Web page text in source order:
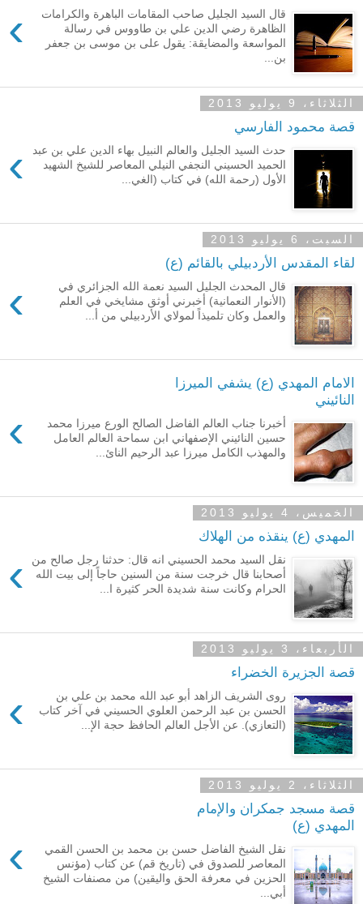
›
قال السيد الجليل صاحب المقامات الباهرة والكرامات
الظاهرة رضي الدين علي بن طاووس في رسالة
المواسعة والمضايقة: يقول على بن موسى بن جعفر
بن...
الثلاثاء، 9 يوليو 2013
قصة محمود الفارسي
›
حدث السيد الجليل والعالم النبيل بهاء الدين علي بن عبد
الحميد الحسيني النجفي النيلي المعاصر للشيخ الشهيد
الأول (رحمة الله) في كتاب (الغي...
السبت، 6 يوليو 2013
لقاء المقدس الأردبيلي بالقائم (ع)
›
قال المحدث الجليل السيد نعمة الله الجزائري في
(الأنوار النعمانية) أخبرني أوثق مشايخي في العلم
والعمل وكان تلميذاً لمولاي الأردبيلي من أ...
الامام المهدي (ع) يشفي الميرزا
النائيني
›
أخبرنا جناب العالم الفاضل الصالح الورع ميرزا محمد
حسين النائيني الإصفهاني ابن سماحة العالم العامل
والمهذب الكامل ميرزا عبد الرحيم النائ...
الخميس، 4 يوليو 2013
المهدي (ع) ينقذه من الهلاك
›
نقل السيد محمد الحسيني انه قال: حدثنا رجل صالح من
أصحابنا قال خرجت سنة من السنين حاجاً إلى بيت الله
الحرام وكانت سنة شديدة الحر كثيرة ا...
الأربعاء، 3 يوليو 2013
قصة الجزيرة الخضراء
›
روى الشريف الزاهد أبو عبد الله محمد بن علي بن
الحسن بن عبد الرحمن العلوي الحسيني في آخر كتاب
(التعازي). عن الأجل العالم الحافظ حجة الإ...
الثلاثاء، 2 يوليو 2013
قصة مسجد جمكران والإمام
المهدي (ع)
›
نقل الشيخ الفاضل حسن بن محمد بن الحسن القمي
المعاصر للصدوق في (تاريخ قم) عن كتاب (مؤنس
الحزين في معرفة الحق واليقين) من مصنفات الشيخ
أبي...